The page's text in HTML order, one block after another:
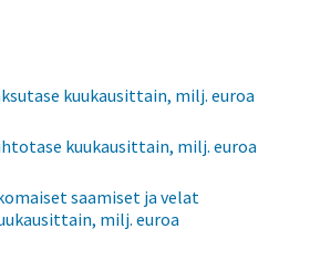
kuukausittain, milj. euroa
kuukausittain, milj. euroa
saamiset ja velat
milj. euroa